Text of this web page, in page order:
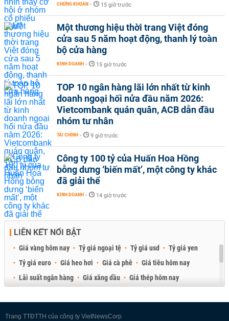
CHỨNG KHOÁN - 15 giờ trước
Một thương hiệu thời trang Việt đóng
cửa sau 5 năm hoạt động, thanh lý toàn
bộ cửa hàng
KINH DOANH - 15 giờ trước
TOP 10 ngân hàng lãi lớn nhất từ kinh
doanh ngoại hối nửa đầu năm 2026:
Vietcombank quán quân, ACB dẫn đầu
nhóm tư nhân
TÀI CHÍNH - 9 giờ trước
Công ty 100 tỷ của Huấn Hoa Hồng
bỗng dưng ‘biến mất’, một công ty khác
đã giải thể
KINH DOANH - 14 giờ trước
LIÊN KẾT NỔI BẬT
Giá vàng hôm nay Tỷ giá ngoại tệ Tỷ giá usd
Tỷ giá yen
Tỷ giá euro
Giá heo hơi Giá cà phê
Giá tiêu hôm nay
Lãi suất ngân hàng
Giá xăng dầu
Giá thép hôm nay
Trang TTĐTTH của công ty VietNewsCorp